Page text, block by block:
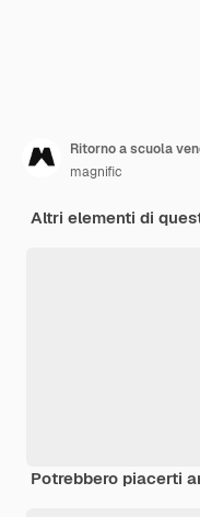
Ritorno a scuola
magnific
Altri elementi di
Potrebbero piacerti